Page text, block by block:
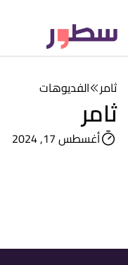
ثامر الفديوهات
ثامر
أغسطس 17, 2024